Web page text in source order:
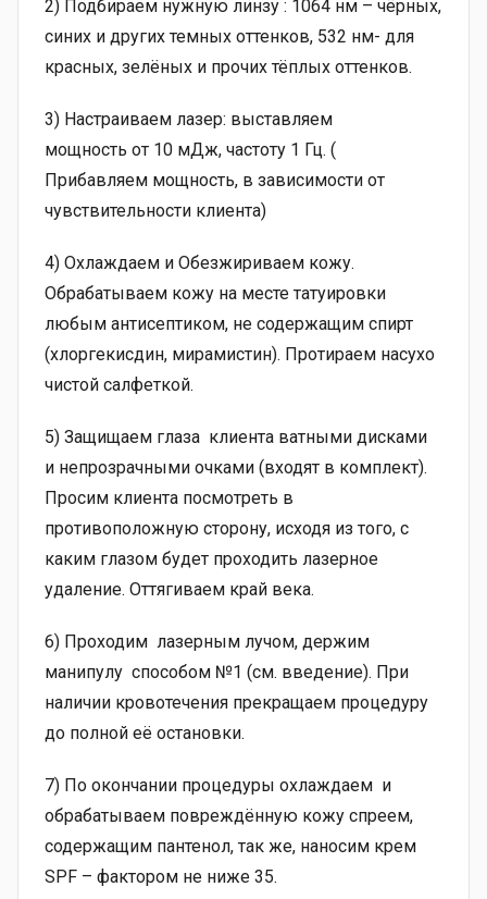
2) Подбираем нужную линзу : 1064 нм – чёрных,
синих и других темных оттенков, 532 нм- для
красных, зелёных и прочих тёплых оттенков.
3) Настраиваем лазер: выставляем
мощность от 10 мДж, частоту 1 Гц. (
Прибавляем мощность, в зависимости от
чувствительности клиента)
4) Охлаждаем и Обезжириваем кожу.
Обрабатываем кожу на месте татуировки
любым антисептиком, не содержащим спирт
(хлоргекисдин, мирамистин). Протираем насухо
чистой салфеткой.
5) Защищаем глаза клиента ватными дисками
и непрозрачными очками (входят в комплект).
Просим клиента посмотреть в
противоположную сторону, исходя из того, с
каким глазом будет проходить лазерное
удаление. Оттягиваем край века.
6) Проходим лазерным лучом, держим
манипулу способом №1 (см. введение). При
наличии кровотечения прекращаем процедуру
до полной её остановки.
7) По окончании процедуры охлаждаем и
обрабатываем повреждённую кожу спреем,
содержащим пантенол, так же, наносим крем
SPF – фактором не ниже 35.